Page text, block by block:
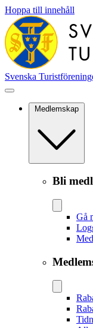
Hoppa till innehåll
Svenska
Medlemskap
Bli
Gå